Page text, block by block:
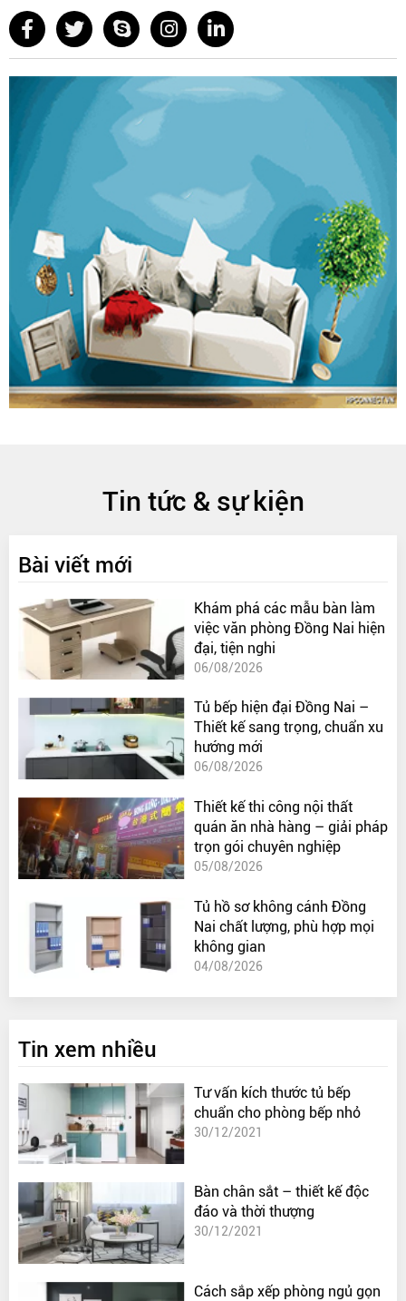
Thiết kế nâng hạ thông minh giúp dễ dàng lấy chén
Hệ thống trợ lực giúp thao tác nhẹ nhàng.
Thiết kế 2 tầng giúp sắp xếp chén bát gọn gàng.
Chất liệu bền bỉ, chống rỉ sét tốt.
Phù hợp với nhiều loại tủ bếp hiện đại
Thông số kỹ thuật
Mã sản phẩm:
R014-700
Quy cách sản phẩm :R665 x S280 x C650
Kích thước phủ bì:
700mm
Chất liệu:Khung bằng thép, nan Inox phủ Crom
Tải trọng :30Kg
Màu sắc :Xám ghi
Hãng sản xuất: ROXANA
Xuất xứ:Trung Quốc
Bảo hành:
Tin tức & sự kiện
Bài viết mới
Khám phá các mẫu bàn làm
việc văn phòng Đồng Nai hiện
đại, tiện nghi
06/08/2026
Tủ bếp hiện đại Đồng Nai –
Thiết kế sang trọng, chuẩn xu
hướng mới
06/08/2026
Thiết kế thi công nội thất
quán ăn nhà hàng – giải pháp
trọn gói chuyên nghiệp
05/08/2026
Tủ hồ sơ không cánh Đồng
Nai chất lượng, phù hợp mọi
không gian
04/08/2026
Tin xem nhiều
Tư vấn kích thước tủ bếp
chuẩn cho phòng bếp nhỏ
30/12/2021
Bàn chân sắt – thiết kế độc
đáo và thời thượng
30/12/2021
Cách sắp xếp phòng ngủ gọn